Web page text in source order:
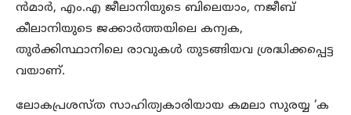
ന്‍മാര്‍, എം.എ ജീലാനിയുടെ ബിലെയാം, നജീബ്
കീലാനിയുടെ ജക്കാര്‍ത്തയിലെ കന്യക,
തുര്‍ക്കിസ്ഥാനിലെ രാവുകള്‍ തുടങ്ങിയവ ശ്രദ്ധിക്കപ്പെട്ട
വയാണ്.
ലോകപ്രശസ്ത സാഹിത്യകാരിയായ കമലാ സുരയ്യ ‘ക